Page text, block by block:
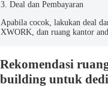
3. Deal dan Pembayaran
Apabila cocok, lakukan deal
XWORK, dan ruang kantor
Rekomendasi
building untuk